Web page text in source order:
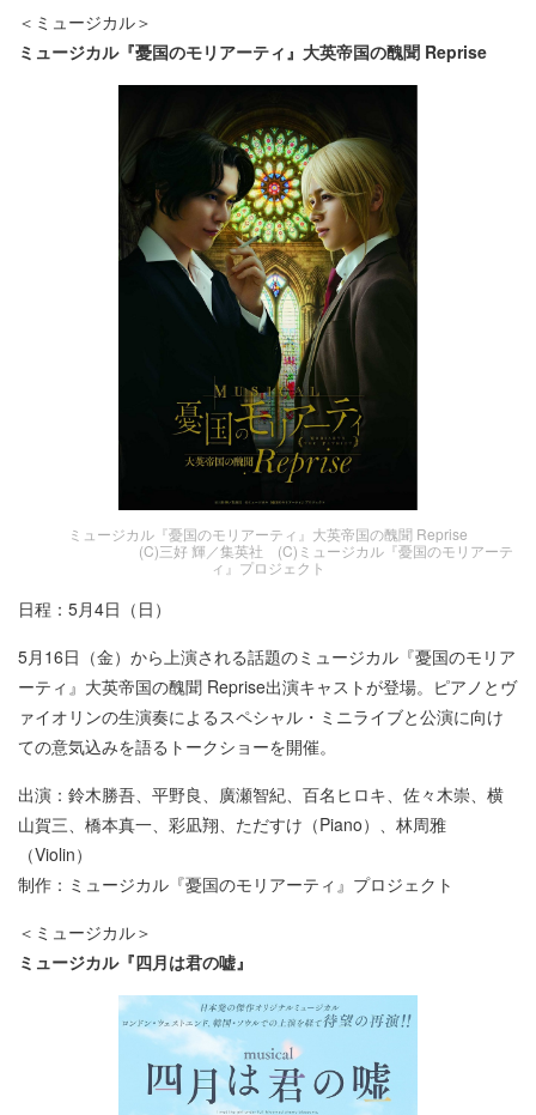
＜ミュージカル＞
ミュージカル『憂国のモリアーティ』大英帝国の醜聞 Reprise
ミュージカル『憂国のモリアーティ』大英帝国の醜聞 Reprise
(C)三好 輝／集英社 (C)ミュージカル『憂国のモリアーテ
ィ』プロジェクト
日程：5月4日（日）
5月16日（金）から上演される話題のミュージカル『憂国のモリア
ーティ』大英帝国の醜聞 Reprise出演キャストが登場。ピアノとヴ
ァイオリンの生演奏によるスペシャル・ミニライブと公演に向け
ての意気込みを語るトークショーを開催。
出演：鈴木勝吾、平野良、廣瀬智紀、百名ヒロキ、佐々木崇、横
山賀三、橋本真一、彩凪翔、ただすけ（Piano）、林周雅
（Violin）
制作：ミュージカル『憂国のモリアーティ』プロジェクト
＜ミュージカル＞
ミュージカル『四月は君の嘘』